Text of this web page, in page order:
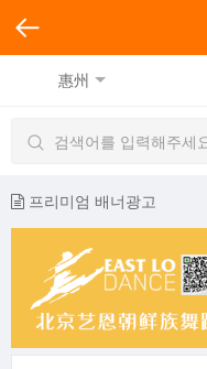
惠州
프리미엄 배너광고